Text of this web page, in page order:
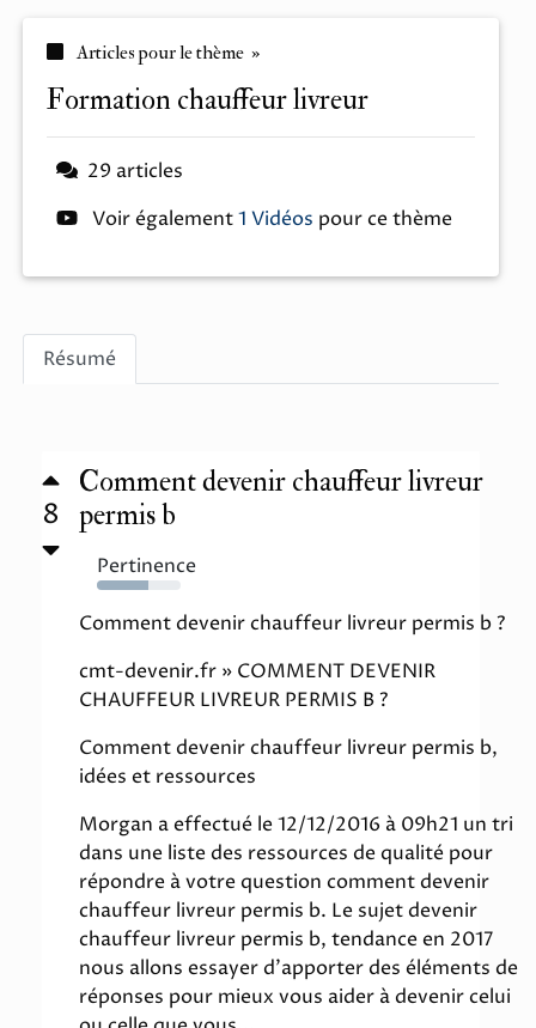
Articles pour le thème »
formation chauffeur livreur
29 articles
Voir également1 Vidéos pour ce thème
Résumé
8
Comment devenir chauffeur livreur
permis b
Pertinence
61%
Comment devenir chauffeur livreur permis b ?
cmt-devenir.fr » COMMENT DEVENIR
CHAUFFEUR LIVREUR PERMIS B ?
Comment devenir chauffeur livreur permis b,
idées et ressources
Morgan a effectué le 12/12/2016 à 09h21 un tri
dans une liste des ressources de qualité pour
répondre à votre question comment devenir
chauffeur livreur permis b. Le sujet devenir
chauffeur livreur permis b, tendance en 2017
nous allons essayer d'apporter des éléments de
réponses pour mieux vous aider à devenir celui